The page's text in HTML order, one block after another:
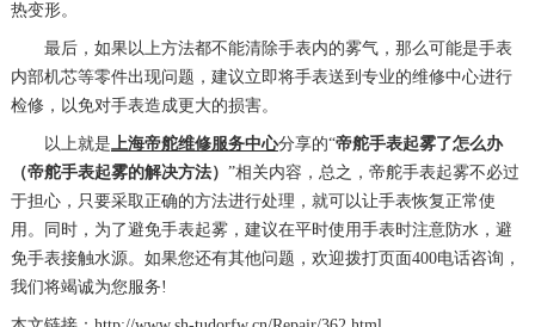
热变形。
最后，如果以上方法都不能清除手表内的雾气，那么可能是手表
内部机芯等零件出现问题，建议立即将手表送到专业的维修中心进行
检修，以免对手表造成更大的损害。
以上就是上海帝舵维修服务中心分享的“帝舵手表起雾了怎么办
（帝舵手表起雾的解决方法） ”相关内容，总之，帝舵手表起雾不必过
于担心，只要采取正确的方法进行处理，就可以让手表恢复正常使
用。同时，为了避免手表起雾，建议在平时使用手表时注意防水，避
免手表接触水源。如果您还有其他问题，欢迎拨打页面400电话咨询，
我们将竭诚为您服务!